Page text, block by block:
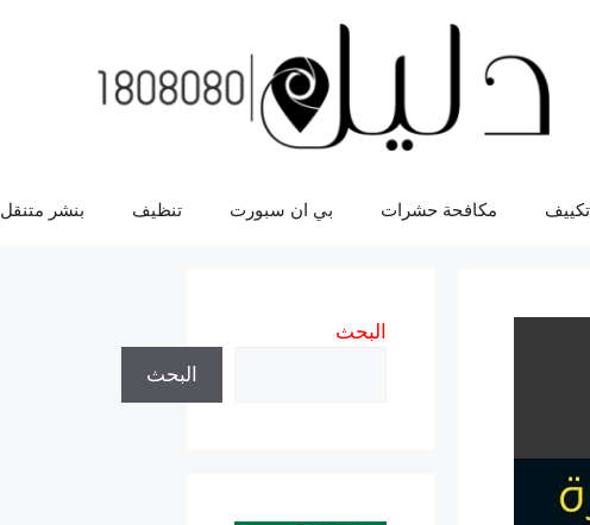
تكييف مكافحة حشرات بي ان سبورت تنظيف بنشر متنقل
البحث
البحث